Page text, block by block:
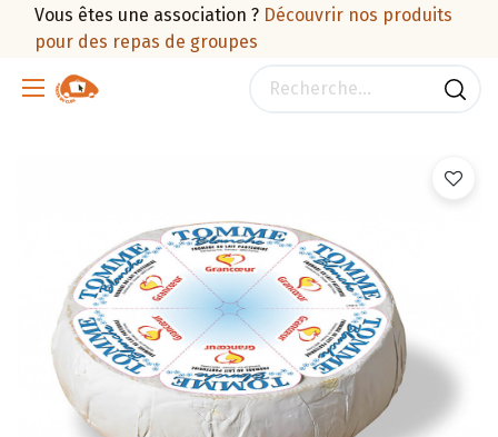
Vous êtes une association ? Découvrir nos produits
pour des repas de groupes